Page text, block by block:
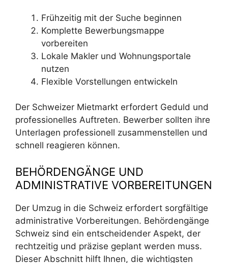
Frühzeitig mit der Suche beginnen
Komplette Bewerbungsmappe
vorbereiten
Lokale Makler und Wohnungsportale
nutzen
Flexible Vorstellungen entwickeln
Der Schweizer Mietmarkt erfordert Geduld und
professionelles Auftreten. Bewerber sollten ihre
Unterlagen professionell zusammenstellen und
schnell reagieren können.
BEHÖRDENGÄNGE UND
ADMINISTRATIVE VORBEREITUNGEN
Der Umzug in die Schweiz erfordert sorgfältige
administrative Vorbereitungen. Behördengänge
Schweiz sind ein entscheidender Aspekt, der
rechtzeitig und präzise geplant werden muss.
Dieser Abschnitt hilft Ihnen, die wichtigsten